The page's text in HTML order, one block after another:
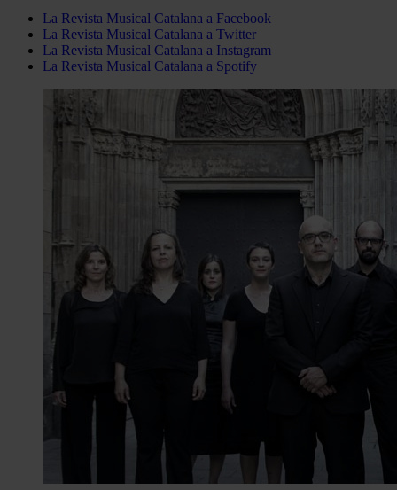
La Revista Musical Catalana a Facebook
La Revista Musical Catalana a Twitter
La Revista Musical Catalana a Instagram
La Revista Musical Catalana a Spotify